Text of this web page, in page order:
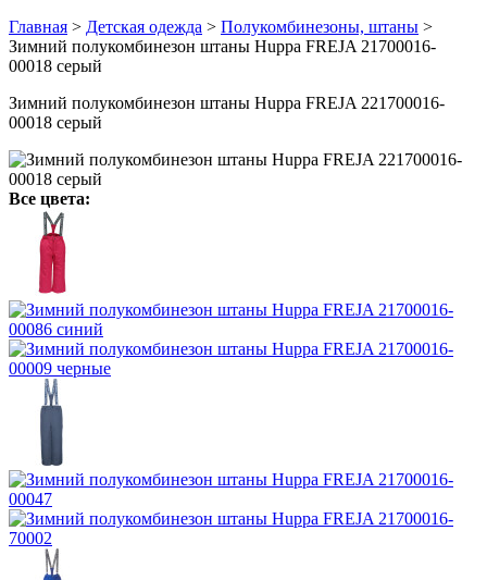
Главная > Детская одежда > Полукомбинезоны, штаны >
Зимний полукомбинезон штаны Huppa FREJA 21700016-
00018 серый
Зимний полукомбинезон штаны Huppa FREJA 221700016-
00018 серый
Все цвета: